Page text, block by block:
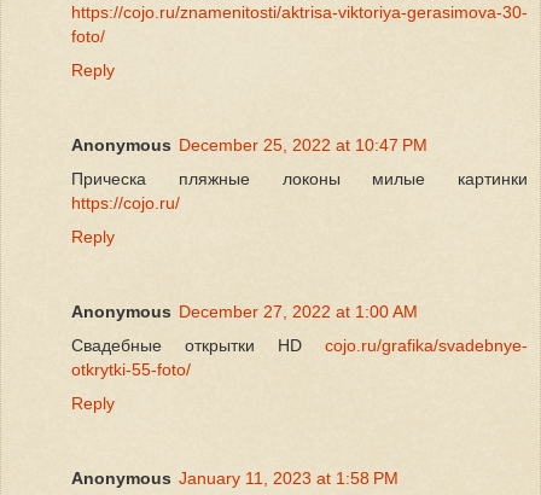
https://cojo.ru/znamenitosti/aktrisa-viktoriya-gerasimova-30-
foto/
Reply
Anonymous December 25, 2022 at 10:47 PM
Прическа пляжные локоны милые картинки
https://cojo.ru/
Reply
Anonymous December 27, 2022 at 1:00 AM
Свадебные открытки HD cojo.ru/grafika/svadebnye-
otkrytki-55-foto/
Reply
Anonymous January 11, 2023 at 1:58 PM